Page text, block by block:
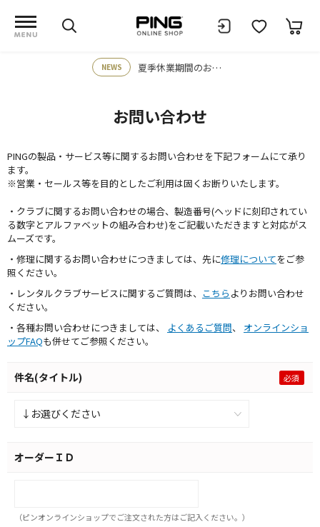
NEWS 夏季休業期間のお知らせ
お問い合わせ
PINGの製品・サービス等に関するお問い合わせを下記フォームにて承り
ます。
※営業・セールス等を目的としたご利用は固くお断りいたします。
・クラブに関するお問い合わせの場合、製造番号(ヘッドに刻印されてい
る数字とアルファベットの組み合わせ)をご記載いただきますと対応がス
ムーズです。
・修理に関するお問い合わせにつきましては、先に修理についてをご参
照ください。
・レンタルクラブサービスに関するご質問は、 こちら よりお問い合わせ
ください。
・各種お問い合わせにつきましては、
よくあるご質問、 オンラインショ
ップFAQも併せてご参照ください。
件名(タイトル)
オーダーＩＤ
（ピンオンラインショップでご注文された方はご記入ください。）